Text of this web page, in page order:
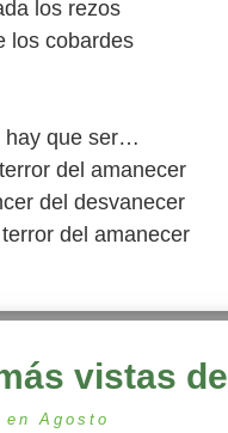
los rezos
los cobardes
hay que ser…
del amanecer
del desvanecer
del amanecer
vistas de
en Agosto